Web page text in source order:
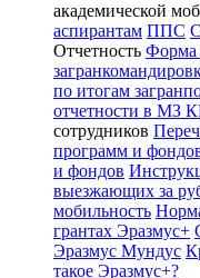
академической
аспирантам ППС
Отчетность Форма
по итогам
отчетности в МЗ
сотрудников
программ и
и фондов
выезжающих за
мобильность
грантах Эразмус+
Эразмус Мундус
такое Эразмус+?